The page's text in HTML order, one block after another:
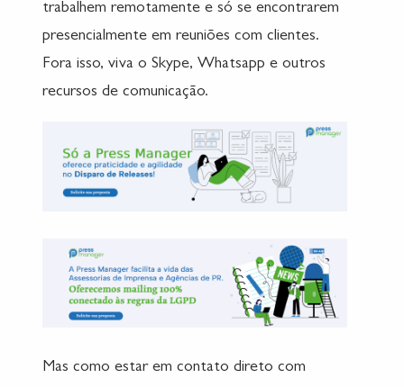
trabalhem remotamente e só se encontrarem
presencialmente em reuniões com clientes.
Fora isso, viva o Skype, Whatsapp e outros
recursos de comunicação.
Mas como estar em contato direto com